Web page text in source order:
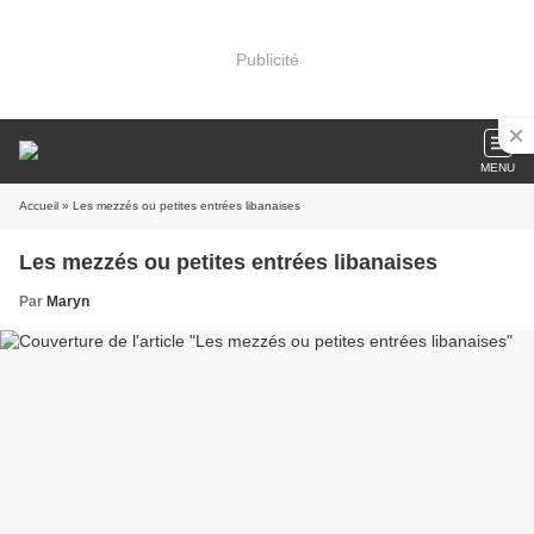
Publicité
MENU
Accueil » Les mezzés ou petites entrées libanaises
Les mezzés ou petites entrées libanaises
Par Maryn